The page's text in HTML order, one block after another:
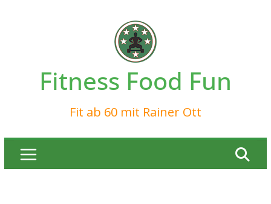
Fitness Food Fun
Fit ab 60 mit Rainer Ott